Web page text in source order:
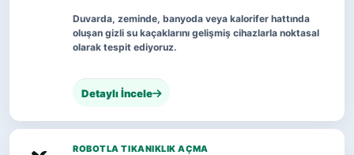
Duvarda, zeminde, banyoda veya kalorifer hattında
oluşan gizli su kaçaklarını gelişmiş cihazlarla noktasal
olarak tespit ediyoruz.
Detaylı İncele
ROBOTLA TIKANIKLIK AÇMA